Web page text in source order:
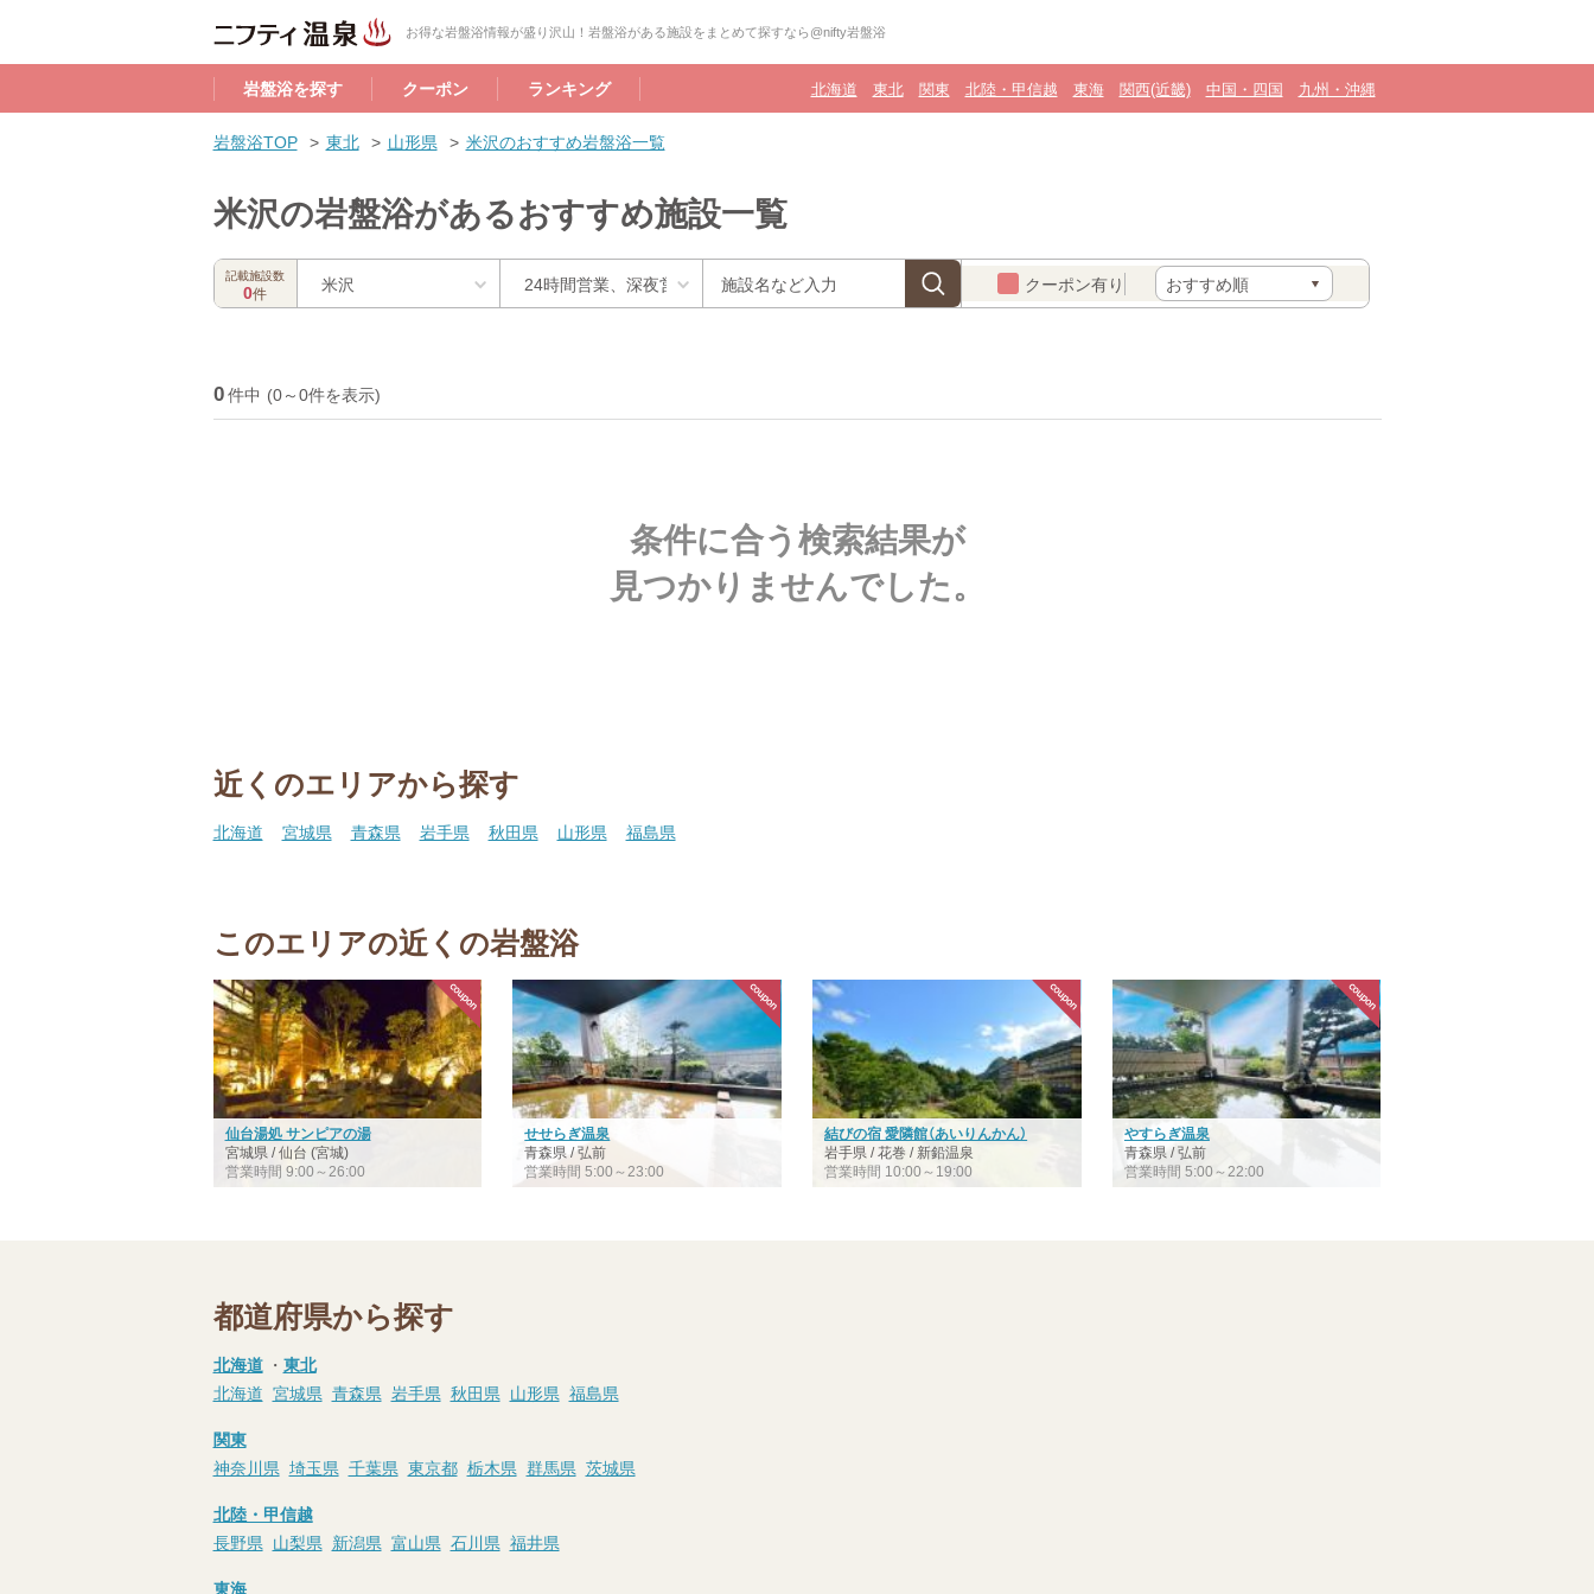
お得な岩盤浴情報が盛り沢山！岩盤浴がある施設をまとめて探すなら@nifty岩盤浴
岩盤浴を探す クーポン ランキング 北海道 東北 関東 北陸・甲信越 東海 関西(近畿) 中国・四国 九州・沖縄
岩盤浴TOP 東北 山形県 米沢のおすすめ岩盤浴一覧
米沢の岩盤浴があるおすすめ施設一覧
記載施設数
0件 米沢 クーポン有り
0件中 (0～0件を表示)
条件に合う検索結果が
見つかりませんでした。
近くのエリアから探す
北海道 宮城県 青森県 岩手県 秋田県 山形県 福島県
このエリアの近くの岩盤浴
仙台湯処 サンピアの湯
宮城県 / 仙台 (宮城)
営業時間 9:00～26:00
せせらぎ温泉
青森県 / 弘前
営業時間 5:00～23:00
結びの宿 愛隣館（あいりんかん）
岩手県 / 花巻 / 新鉛温泉
営業時間 10:00～19:00
やすらぎ温泉
青森県 / 弘前
営業時間 5:00～22:00
都道府県から探す
北海道・ 東北
北海道 宮城県 青森県 岩手県 秋田県 山形県 福島県
関東
神奈川県 埼玉県 千葉県 東京都 栃木県 群馬県 茨城県
北陸・甲信越
長野県 山梨県 新潟県 富山県 石川県 福井県
東海